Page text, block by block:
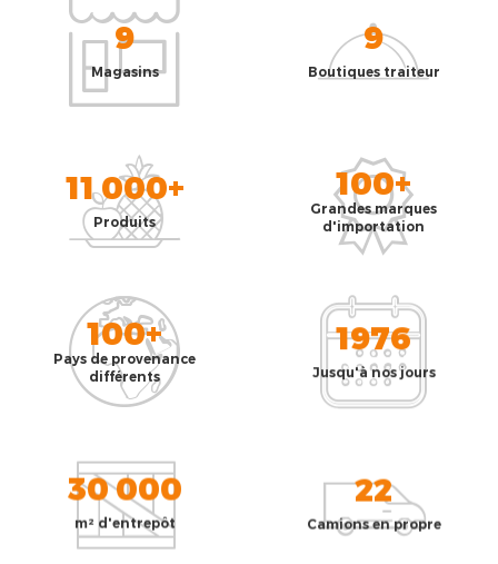
9
Magasins
9
Boutiques traiteur
11 000+
Produits
100+
Grandes marques
d'importation
100+
Pays de provenance
différents
1976
Jusqu'à nos jours
30 000
m² d'entrepôt
22
Camions en propre